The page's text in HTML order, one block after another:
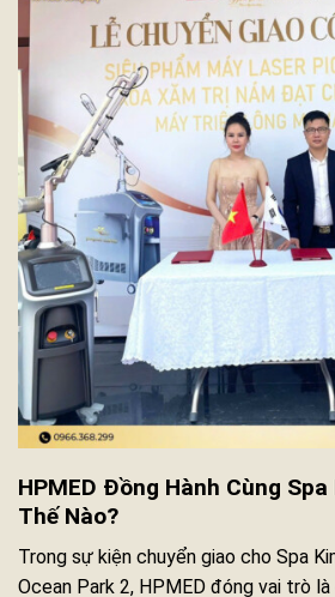
HPMED Đồng Hành Cùng
Thế Nào?
Trong sự kiện chuyển giao cho Spa
Ocean Park 2, HPMED đóng vai trò